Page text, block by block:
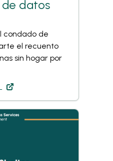
datos
condado de
el recuento
sin hogar por